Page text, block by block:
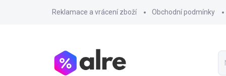
Reklamace a vrácení zboží Obchodní podmínky